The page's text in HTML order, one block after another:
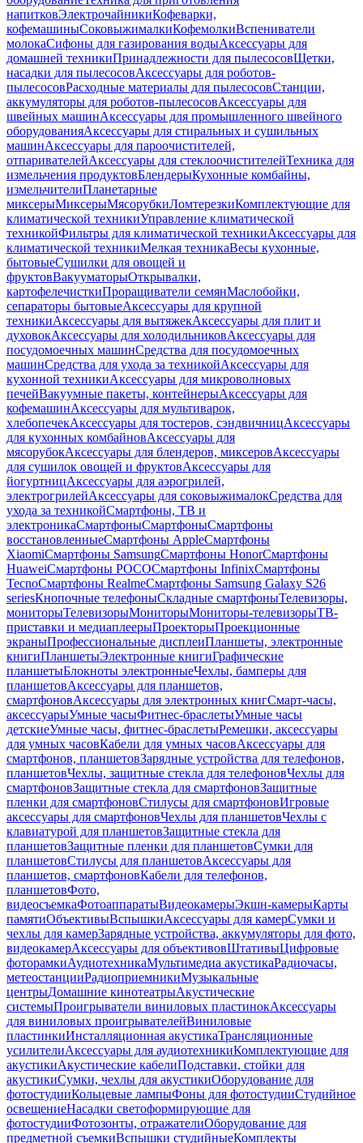
напитковЭлектрочайникиКофеварки,
кофемашиныСоковыжималкиКофемолкиВспениватели
молокаСифоны для газирования водыАксессуары для
домашней техникиПринадлежности для пылесосовЩетки,
насадки для пылесосовАксессуары для роботов-
пылесосовРасходные материалы для пылесосовСтанции,
аккумуляторы для роботов-пылесосовАксессуары для
швейных машинАксессуары для промышленного швейного
оборудованияАксессуары для стиральных и сушильных
машинАксессуары для пароочистителей,
отпаривателейАксессуары для стеклоочистителейТехника для
измельчения продуктовБлендерыКухонные комбайны,
измельчителиПланетарные
миксерыМиксерыМясорубкиЛомтерезкиКомплектующие для
климатической техникиУправление климатической
техникойФильтры для климатической техникиАксессуары для
климатической техникиМелкая техникаВесы кухонные,
бытовыеСушилки для овощей и
фруктовВакууматорыОткрывалки,
картофелечисткиПроращиватели семянМаслобойки,
сепараторы бытовыеАксессуары для крупной
техникиАксессуары для вытяжекАксессуары для плит и
духовокАксессуары для холодильниковАксессуары для
посудомоечных машинСредства для посудомоечных
машинСредства для ухода за техникойАксессуары для
кухонной техникиАксессуары для микроволновых
печейВакуумные пакеты, контейнерыАксессуары для
кофемашинАксессуары для мультиварок,
хлебопечекАксессуары для тостеров, сэндвичницАксессуары
для кухонных комбайновАксессуары для
мясорубокАксессуары для блендеров, миксеровАксессуары
для сушилок овощей и фруктовАксессуары для
йогуртницАксессуары для аэрогрилей,
электрогрилейАксессуары для соковыжималокСредства для
ухода за техникойСмартфоны, ТВ и
электроникаСмартфоныСмартфоныСмартфоны
восстановленныеСмартфоны AppleСмартфоны
XiaomiСмартфоны SamsungСмартфоны HonorСмартфоны
HuaweiСмартфоны POCOСмартфоны InfinixСмартфоны
TecnoСмартфоны RealmeСмартфоны Samsung Galaxy S26
seriesКнопочные телефоныСкладные смартфоныТелевизоры,
мониторыТелевизорыМониторыМониторы-телевизорыТВ-
приставки и медиаплеерыПроекторыПроекционные
экраныПрофессиональные дисплеиПланшеты, электронные
книгиПланшетыЭлектронные книгиГрафические
планшетыБлокноты электронныеЧехлы, бамперы для
планшетовАксессуары для планшетов,
смартфоновАксессуары для электронных книгСмарт-часы,
аксессуарыУмные часыФитнес-браслетыУмные часы
детскиеУмные часы, фитнес-браслетыРемешки, аксессуары
для умных часовКабели для умных часовАксессуары для
смартфонов, планшетовЗарядные устройства для телефонов,
планшетовЧехлы, защитные стекла для телефоновЧехлы для
смартфоновЗащитные стекла для смартфоновЗащитные
пленки для смартфоновСтилусы для смартфоновИгровые
аксессуары для смартфоновЧехлы для планшетовЧехлы с
клавиатурой для планшетовЗащитные стекла для
планшетовЗащитные пленки для планшетовСумки для
планшетовСтилусы для планшетовАксессуары для
планшетов, смартфоновКабели для телефонов,
планшетовФото,
видеосъемкаФотоаппаратыВидеокамерыЭкшн-камерыКарты
памятиОбъективыВспышкиАксессуары для камерСумки и
чехлы для камерЗарядные устройства, аккумуляторы для фото,
видеокамерАксессуары для объективовШтативыЦифровые
фоторамкиАудиотехникаМультимедиа акустикаРадиочасы,
метеостанцииРадиоприемникиМузыкальные
центрыДомашние кинотеатрыАкустические
системыПроигрыватели виниловых пластинокАксессуары
для виниловых проигрывателейВиниловые
пластинкиИнсталляционная акустикаТрансляционные
усилителиАксессуары для аудиотехникиКомплектующие для
акустикиАкустические кабелиПодставки, стойки для
акустикиСумки, чехлы для акустикиОборудование для
фотостудииКольцевые лампыФоны для фотостудииСтудийное
освещениеНасадки светоформирующие для
фотостудииФотозонты, отражателиОборудование для
предметной съемкиВспышки студийныеКомплекты